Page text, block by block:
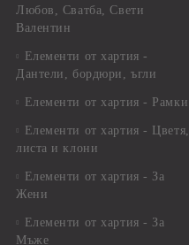
Любов, Сватба, Свети
Валентин
Елементи от хартия -
Дантели, бордюри, ъгли
Елементи от хартия - Рамки
Елементи от хартия - Цветя,
листа и клони
Елементи от хартия - За
Жени
Елементи от хартия - За
Мъже